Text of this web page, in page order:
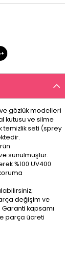
gözlük modelleri
kutusu ve silme
temizlik seti (sprey
sunulmuştur.
%100 UV400
değişim ve
kapsamı
parça ücreti